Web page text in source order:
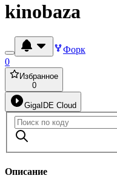
kinobaza
Форк
0
Избранное
0
GigaIDE Cloud
Описание